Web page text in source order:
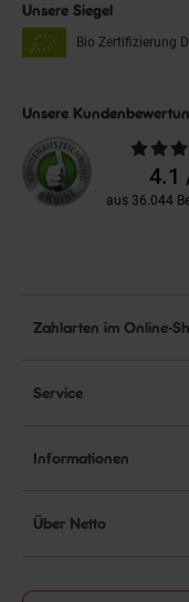
Unsere Siegel
Bio Zertifizierung
Unsere
Bewertungen
4.1
aus 36.044
Zahlarten im Online-
Service
Informationen
Über Netto